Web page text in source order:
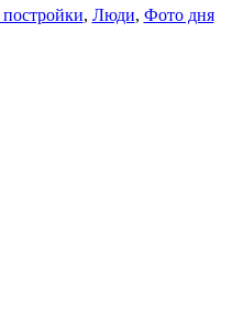
, Люди, Фото дня